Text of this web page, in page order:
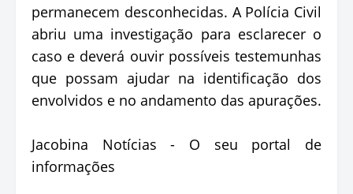
permanecem desconhecidas. A Polícia Civil
abriu uma investigação para esclarecer o
caso e deverá ouvir possíveis testemunhas
que possam ajudar na identificação dos
envolvidos e no andamento das apurações.
Jacobina Notícias - O seu portal de
informações